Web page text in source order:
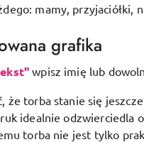
mamy, przyjaciółki,
grafika
wpisz imię lub
że torba stanie się
idealnie odzwierciedla
torba nie jest tylko